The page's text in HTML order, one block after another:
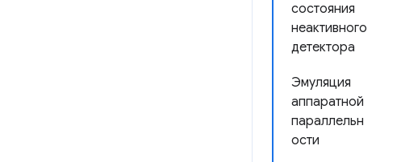
состояния
неактивного
детектора
Эмуляция
аппаратной
параллельн
ости